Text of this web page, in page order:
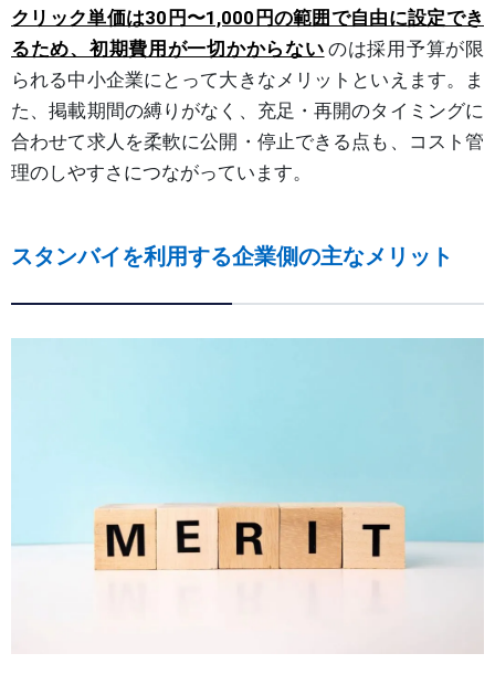
クリック単価は30円〜1,000円の範囲で自由に設定でき
るため、初期費用が一切かからない のは採用予算が限
られる中小企業にとって大きなメリットといえます。ま
た、掲載期間の縛りがなく、充足・再開のタイミングに
合わせて求人を柔軟に公開・停止できる点も、コスト管
理のしやすさにつながっています。
スタンバイを利用する企業側の主なメリット